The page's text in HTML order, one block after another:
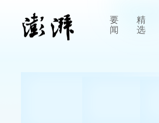
要
闻
精
选